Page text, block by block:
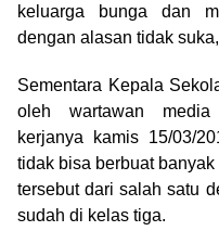
keluarga bunga dan
dengan alasan tidak
Sementara Kepala
oleh wartawan media
kerjanya kamis 15/03/
tidak bisa berbuat
tersebut dari salah satu
sudah di kelas tiga.